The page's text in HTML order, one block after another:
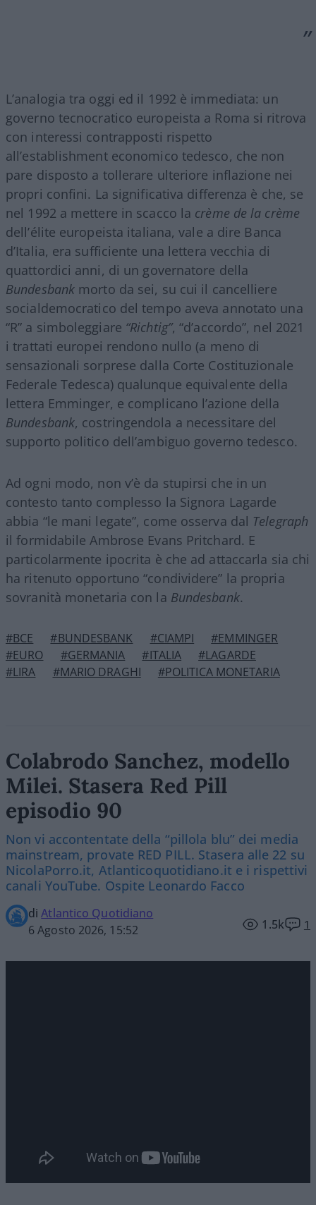
L’analogia tra oggi ed il 1992 è immediata: un
governo tecnocratico europeista a Roma si ritrova
con interessi contrapposti rispetto
all’establishment economico tedesco, che non
pare disposto a tollerare ulteriore inflazione nei
propri confini. La significativa differenza è che, se
nel 1992 a mettere in scacco la crème de la crème
dell’élite europeista italiana, vale a dire Banca
d’Italia, era sufficiente una lettera vecchia di
quattordici anni, di un governatore della
Bundesbank morto da sei, su cui il cancelliere
socialdemocratico del tempo aveva annotato una
“R” a simboleggiare “Richtig”, “d’accordo”, nel 2021
i trattati europei rendono nullo (a meno di
sensazionali sorprese dalla Corte Costituzionale
Federale Tedesca) qualunque equivalente della
lettera Emminger, e complicano l’azione della
Bundesbank, costringendola a necessitare del
supporto politico dell’ambiguo governo tedesco.
Ad ogni modo, non v’è da stupirsi che in un
contesto tanto complesso la Signora Lagarde
abbia “le mani legate”, come osserva dal Telegraph
il formidabile Ambrose Evans Pritchard. E
particolarmente ipocrita è che ad attaccarla sia chi
ha ritenuto opportuno “condividere” la propria
sovranità monetaria con la Bundesbank.
#BCE #BUNDESBANK #CIAMPI
#EMMINGER
#EURO
#GERMANIA #ITALIA
#LAGARDE
#LIRA
#MARIO DRAGHI #POLITICA MONETARIA
Colabrodo Sanchez, modello
Milei. Stasera Red Pill
episodio 90
Non vi accontentate della “pillola blu” dei media
mainstream, provate RED PILL. Stasera alle 22 su
NicolaPorro.it, Atlanticoquotidiano.it e i rispettivi
canali YouTube. Ospite Leonardo Facco
diAtlantico Quotidiano
6 Agosto 2026, 15:52
1.5k 1